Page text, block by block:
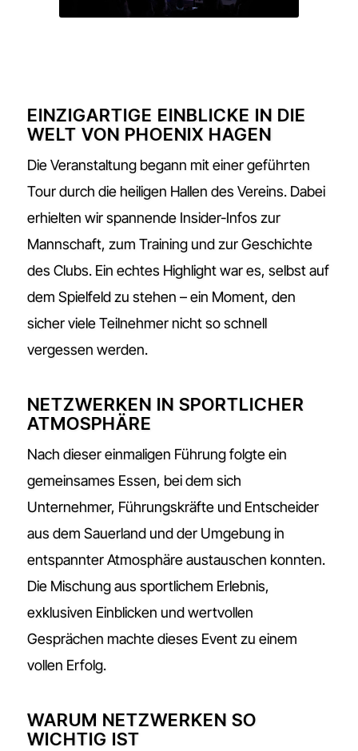
EINZIGARTIGE EINBLICKE IN DIE
WELT VON PHOENIX HAGEN
Die Veranstaltung begann mit einer geführten
Tour durch die heiligen Hallen des Vereins. Dabei
erhielten wir spannende Insider-Infos zur
Mannschaft, zum Training und zur Geschichte
des Clubs. Ein echtes Highlight war es, selbst auf
dem Spielfeld zu stehen – ein Moment, den
sicher viele Teilnehmer nicht so schnell
vergessen werden.
NETZWERKEN IN SPORTLICHER
ATMOSPHÄRE
Nach dieser einmaligen Führung folgte ein
gemeinsames Essen, bei dem sich
Unternehmer, Führungskräfte und Entscheider
aus dem Sauerland und der Umgebung in
entspannter Atmosphäre austauschen konnten.
Die Mischung aus sportlichem Erlebnis,
exklusiven Einblicken und wertvollen
Gesprächen machte dieses Event zu einem
vollen Erfolg.
WARUM NETZWERKEN SO
WICHTIG IST